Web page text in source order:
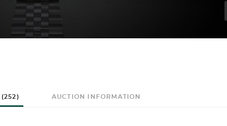
(252) AUCTION INFORMATION